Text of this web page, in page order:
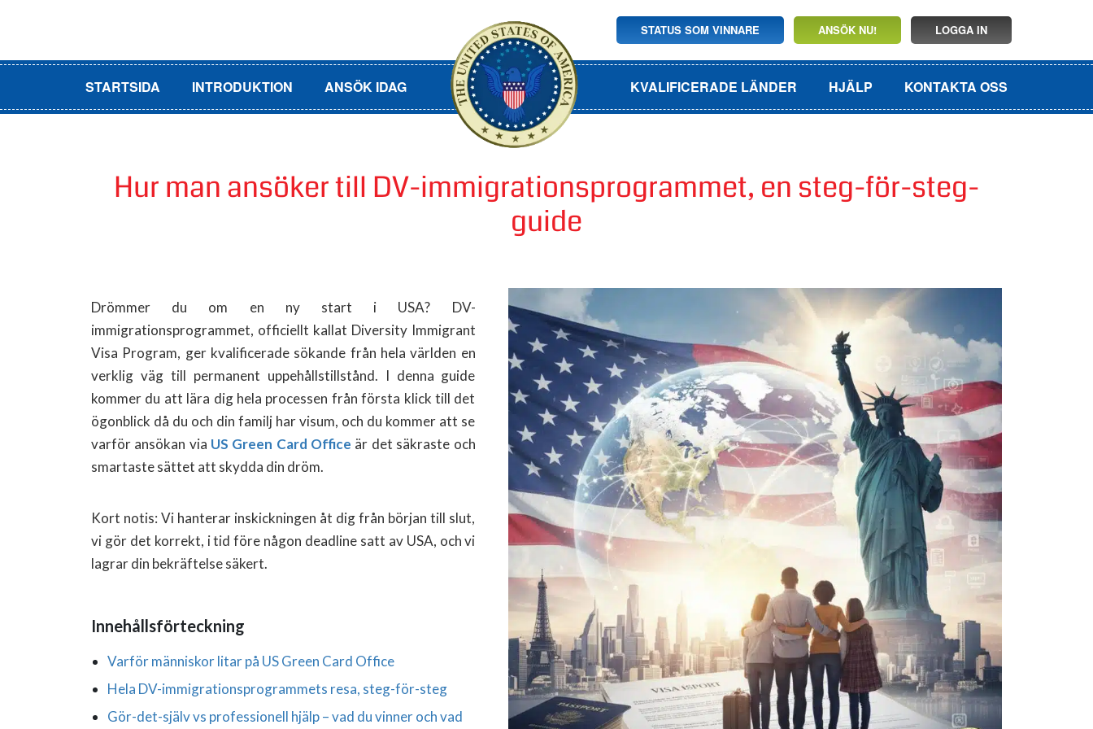
STATUS SOM VINNARE ANSÖK NU! LOGGA IN
STARTSIDA INTRODUKTION ANSÖK IDAG KVALIFICERADE LÄNDER HJÄLP KONTAKTA OSS
Hur man ansöker till DV-immigrationsprogrammet, en steg-för-steg-
guide
Drömmer du om en ny start i USA? DV-
immigrationsprogrammet, officiellt kallat Diversity Immigrant
Visa Program, ger kvalificerade sökande från hela världen en
verklig väg till permanent uppehållstillstånd. I denna guide
kommer du att lära dig hela processen från första klick till det
ögonblick då du och din familj har visum, och du kommer att se
varför ansökan via US Green Card Office är det säkraste och
smartaste sättet att skydda din dröm.
Kort notis: Vi hanterar inskickningen åt dig från början till slut,
vi gör det korrekt, i tid före någon deadline satt av USA, och vi
lagrar din bekräftelse säkert.
Innehållsförteckning
Varför människor litar på US Green Card Office
Hela DV-immigrationsprogrammets resa, steg-för-steg
Gör-det-själv vs professionell hjälp – vad du vinner och vad